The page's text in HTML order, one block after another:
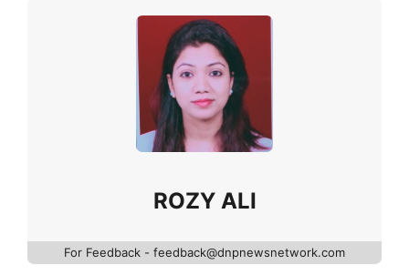
ROZY ALI
For Feedback - feedback@dnpnewsnetwork.com